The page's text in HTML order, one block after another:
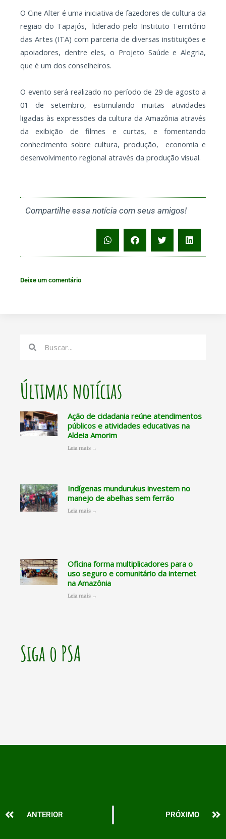
O Cine Alter é uma iniciativa de fazedores de cultura da
região do Tapajós, liderado pelo Instituto Território
das Artes (ITA) com parceria de diversas instituições e
apoiadores, dentre eles, o Projeto Saúde e Alegria,
que é um dos conselheiros.
O evento será realizado no período de 29 de agosto a
01 de setembro, estimulando muitas atividades
ligadas às expressões da cultura da Amazônia através
da exibição de filmes e curtas, e fomentando
conhecimento sobre cultura, produção, economia e
desenvolvimento regional através da produção visual.
Compartilhe essa notícia com seus amigos!
Deixe um comentário
Últimas notícias
Ação de cidadania reúne atendimentos
públicos e atividades educativas na
Aldeia Amorim
Leia mais →
Indígenas mundurukus investem no
manejo de abelhas sem ferrão
Leia mais →
Oficina forma multiplicadores para o
uso seguro e comunitário da internet
na Amazônia
Leia mais →
Siga o PSA
ANTERIOR PRÓXIMO